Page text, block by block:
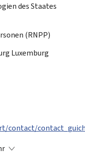
des Staates
(RNPP)
Luxemburg
contact/